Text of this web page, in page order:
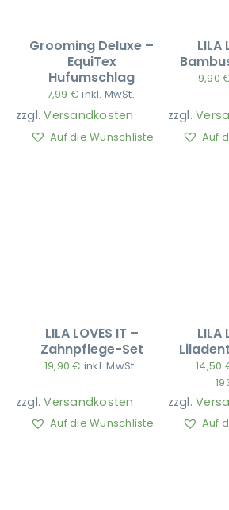
Grooming Deluxe –
EquiTex
Hufumschlag
7,99 € inkl. MwSt.
zzgl.Versandkosten
Auf die Wunschliste
LILA
9,90
zzgl.
Auf
LILA LOVES IT –
Zahnpflege-Set
19,90€ inkl. MwSt.
zzgl.Versandkosten
Auf die Wunschliste
LILA
14,50
zzgl.
Auf